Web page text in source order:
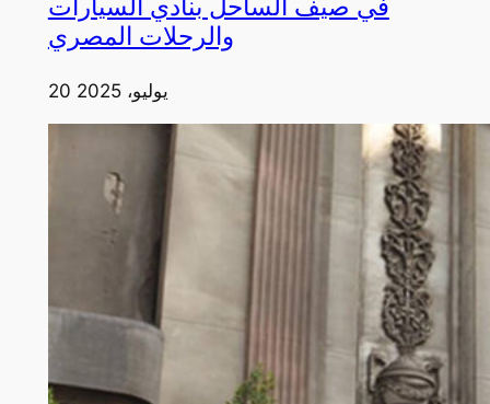
في صيف الساحل بنادي السيارات
والرحلات المصري
20 يوليو، 2025